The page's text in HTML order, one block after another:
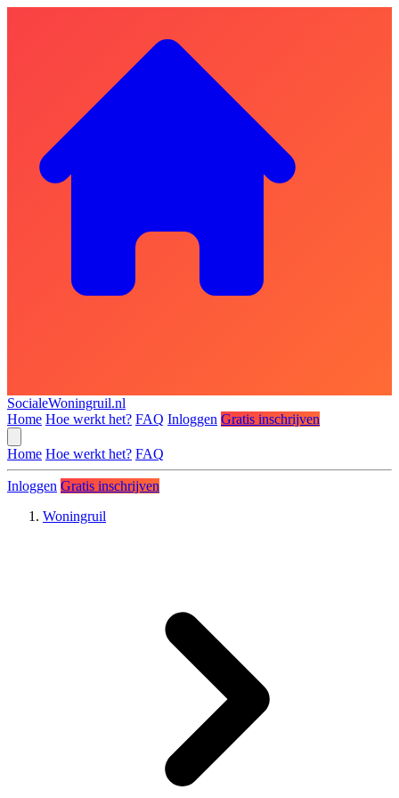
SocialeWoningruil.nl
Home Hoe werkt het? FAQ Inloggen Gratis inschrijven
Home Hoe werkt het? FAQ
Inloggen Gratis inschrijven
Woningruil